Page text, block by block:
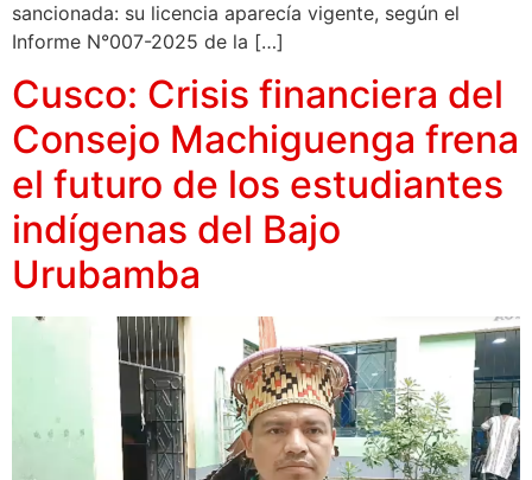
sancionada: su licencia aparecía vigente, según el
Informe N°007-2025 de la […]
Cusco: Crisis financiera del
Consejo Machiguenga frena
el futuro de los estudiantes
indígenas del Bajo
Urubamba